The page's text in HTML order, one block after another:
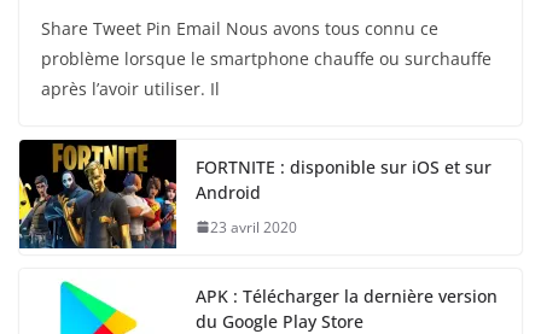
Share Tweet Pin Email Nous avons tous connu ce
problème lorsque le smartphone chauffe ou surchauffe
après l’avoir utiliser. Il
FORTNITE : disponible sur iOS et sur
Android
23 avril 2020
APK : Télécharger la dernière version
du Google Play Store